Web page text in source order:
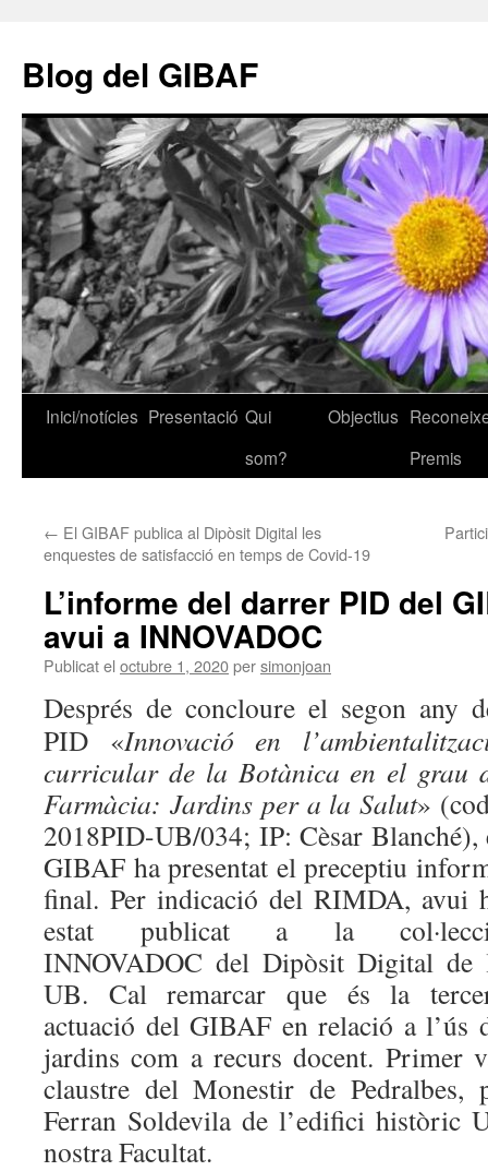
contingut
Blog del GIBAF
Inici/notícies Presentació Qui
som?
Objectius
Premis
← El GIBAF publica al Dipòsit Digital les
enquestes de satisfacció en temps de Covid-19
L’informe del darrer PID del
avui a INNOVADOC
Publicat el octubre 1, 2020persimonjoan
Després de concloure el segon any
PID «Innovació en
curricular de la Botànica en el grau
Farmàcia: Jardins per a la Salut»
2018PID-UB/034; IP: Cèsar Blanché),
GIBAF ha presentat el preceptiu
final. Per indicació del RIMDA, avui
estat publicat a la
INNOVADOC del Dipòsit Digital de
UB. Cal remarcar que és la
actuació del GIBAF en relació a l’ús
jardins com a recurs docent. Primer
claustre del Monestir de Pedralbes,
Ferran Soldevila de l’edifici històric
nostra Facultat.